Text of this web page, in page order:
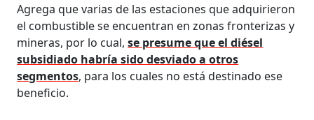
Agrega que varias de las estaciones que adquirieron
el combustible se encuentran en zonas fronterizas y
mineras, por lo cual,se presume que el diésel
subsidiado habría sido desviado a otros
segmentos, para los cuales no está destinado ese
beneficio.